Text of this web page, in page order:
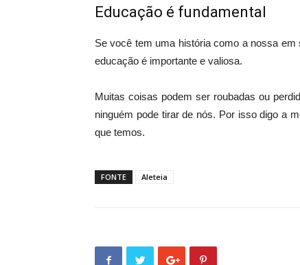
Educação é fundamental
Se você tem uma história como a nossa
educação é importante e valiosa.
Muitas coisas podem ser roubadas ou
ninguém pode tirar de nós. Por isso digo a
que temos.
FONTE Aleteia